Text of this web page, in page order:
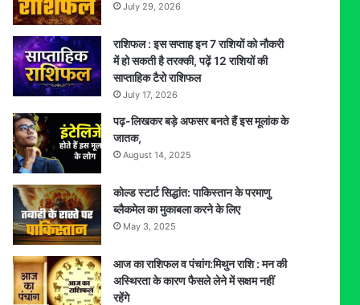
July 29, 2026
राशिफल : इस सप्ताह इन 7 राशियों को नौकरी
में हो सकती है तरक्की, पढ़ें 12 राशियों की
साप्ताहिक टैरो राशिफल
July 17, 2026
पढ़-लिखकर बड़े अफसर बनते हैं इस मूलांक के
जातक,
August 14, 2025
कोल्ड स्टार्ट सिद्धांत: पाकिस्तान के परमाणु
ब्लैकमेल का मुकाबला करने के लिए
May 3, 2025
आज का राशिफल व पंचांग:मिथुन राशि : मन की
अस्थिरता के कारण फैसले लेने में सक्षम नहीं
रहेंगे